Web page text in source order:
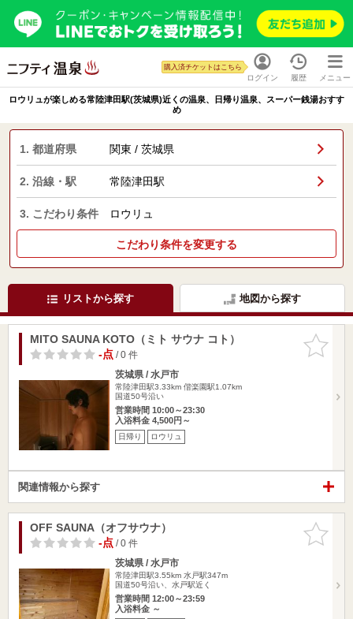
ログイン
購入済チケットはこちら
履歴 メニュー
ロウリュが楽しめる常陸津田駅(茨城県)近くの温泉、日帰り温泉、スーパー銭湯おすす
め
1. 都道府県 関東 / 茨城県
2. 沿線・駅 常陸津田駅
3. こだわり条件 ロウリュ
こだわり条件を変更する
リストから探す 地図から探す
お気に入
りに追加
MITO SAUNA KOTO（ミト サウナ コト）
-点/ 0 件
茨城県 / 水戸市
常陸津田駅3.33km 偕楽園駅1.07km
国道50号沿い
営業時間 10:00～23:30
入浴料金 4,500円～
日帰り ロウリュ
関連情報から探す
お気に入
りに追加
OFF SAUNA（オフサウナ）
-点/ 0 件
茨城県 / 水戸市
常陸津田駅3.55km 水戸駅347m
国道50号沿い、水戸駅近く
営業時間 12:00～23:59
入浴料金 ～